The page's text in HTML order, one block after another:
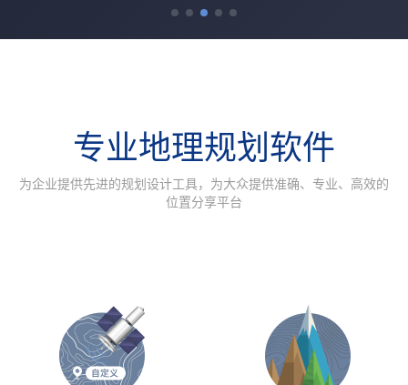
专业地理规划软件
为企业提供先进的规划设计工具，为大众提供准确、专业、高效的
位置分享平台